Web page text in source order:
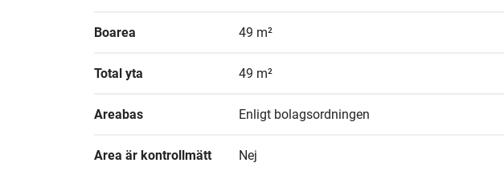
Boarea 49 m²
Total yta 49 m²
Areabas Enligt bolagsordningen
Area är kontrollmätt Nej